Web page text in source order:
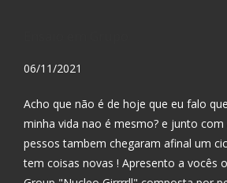
06/11/2021
Acho que não é de hoje que eu falo
minha vida nao é mesmo? e junto com
pessos tambem chegaram afinal um
tem coisas novas ! Apresento a vocês